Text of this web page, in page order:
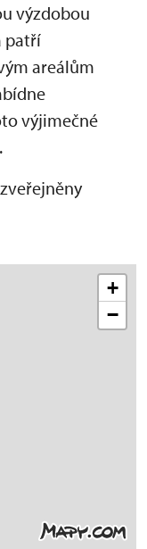
výzdobou
patří
areálům
výjimečné
+
−